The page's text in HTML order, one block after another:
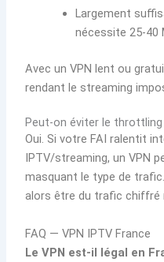
Largement
nécessite 25-40
Avec un VPN lent ou
rendant le streaming
Peut-on éviter le throttling
Oui. Si votre FAI ralentit
IPTV/streaming, un VPN
masquant le type de
alors être du trafic chiffré
FAQ — VPN IPTV France
Le VPN est-il légal en